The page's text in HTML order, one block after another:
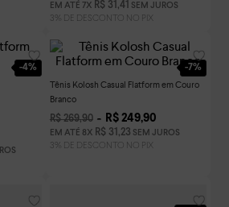
EM ATÉ 7X R$ 31 ,41 SEM JUROS
-4% -7%
Tênis Kolosh Casual Flatform em Couro
Branco
R$ 269,90 R$ 249,90
EM ATÉ 8 X R$ 31 ,23 SEM JUROS